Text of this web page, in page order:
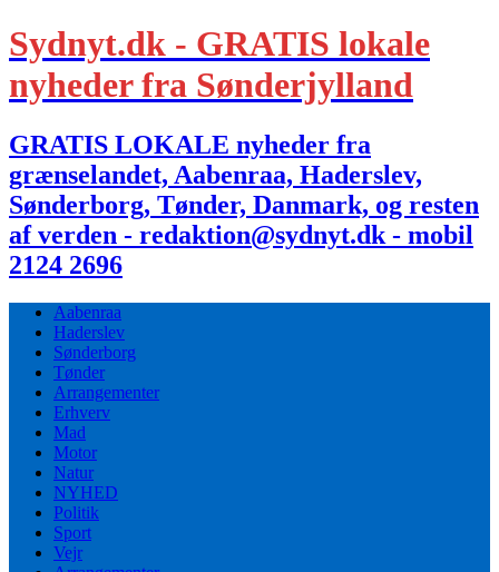
Sydnyt.dk - GRATIS lokale
nyheder fra Sønderjylland
GRATIS LOKALE nyheder fra
grænselandet, Aabenraa, Haderslev,
Sønderborg, Tønder, Danmark, og resten
af verden - redaktion@sydnyt.dk - mobil
2124 2696
Aabenraa
Haderslev
Sønderborg
Tønder
Arrangementer
Erhverv
Mad
Motor
Natur
NYHED
Politik
Sport
Vejr